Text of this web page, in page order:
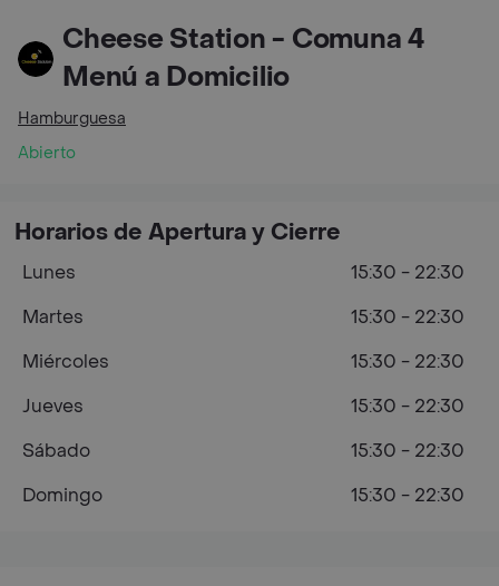
Cheese Station - Comuna 4
Menú a Domicilio
Hamburguesa
Abierto
Horarios de Apertura y Cierre
Lunes
15:30 - 22:30
Martes
15:30 - 22:30
Miércoles
15:30 - 22:30
Jueves
15:30 - 22:30
Sábado
15:30 - 22:30
Domingo
15:30 - 22:30